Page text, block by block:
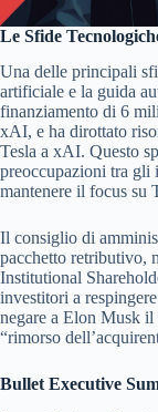
Le Sfide
Una delle principali
artificiale e la guida
finanziamento di 6
xAI, e ha dirottato
Tesla a xAI. Questo
preoccupazioni tra gli
mantenere il focus su
Il consiglio di
pacchetto retributivo,
Institutional
investitori a
negare a Elon Musk il
“rimorso
Bullet Executive